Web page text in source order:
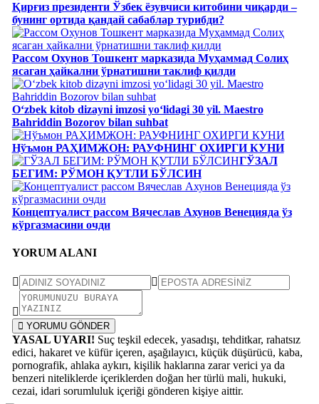
Қирғиз президенти Ўзбек ёзувчиси китобини чиқарди –
бунинг ортида қандай сабаблар турибди?
Рассом Охунов Тошкент марказида Муҳаммад Солиҳ
яcаган ҳайкални ўрнатишни таклиф қилди
Oʻzbek kitob dizayni imzosi yoʻlidagi 30 yil. Maestro
Bahriddin Bozorov bilan suhbat
Нўъмон РАҲИМЖОН: РАУФНИНГ ОХИРГИ КУНИ
ГЎЗАЛ
БЕГИМ: РЎМОН ҚУТЛИ БЎЛСИН
Концептуалист рассом Вячеслав Ахунов Венецияда ўз
кўргазмасини очди
YORUM ALANI
YORUMU GÖNDER
YASAL UYARI! Suç teşkil edecek, yasadışı, tehditkar, rahatsız
edici, hakaret ve küfür içeren, aşağılayıcı, küçük düşürücü, kaba,
pornografik, ahlaka aykırı, kişilik haklarına zarar verici ya da
benzeri niteliklerde içeriklerden doğan her türlü mali, hukuki,
cezai, idari sorumluluk içeriği gönderen kişiye aittir.